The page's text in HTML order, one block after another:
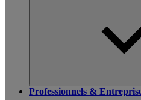
Professionnels &